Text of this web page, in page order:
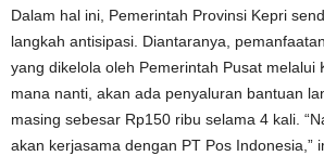
Dalam hal ini, Pemerintah Provinsi Kepri
langkah antisipasi. Diantaranya,
yang dikelola oleh Pemerintah Pusat melalui
mana nanti, akan ada penyaluran bantuan
masing sebesar Rp150 ribu selama 4 kali.
akan kerjasama dengan PT Pos Indonesia,”